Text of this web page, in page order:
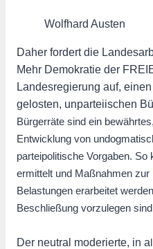
Wolfhard Austen
Daher fordert die
Mehr Demokratie der
Landesregierung auf,
gelosten, unparteiischen
Bürgerräte sind ein
Entwicklung von und
parteipolitische Vorgaben.
ermittelt und Maßnahmen zur
Belastungen erarbeitet
Beschließung vorzulegen
Der neutral moderierte, in a